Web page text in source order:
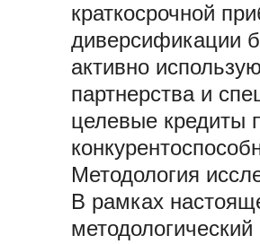
краткосрочной
диверсификации
активно
партнерства и
целевые кредиты
Методология
В рамках